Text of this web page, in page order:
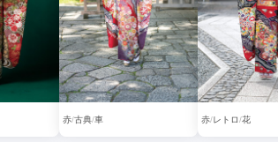
赤 古典 車 赤 レトロ 花